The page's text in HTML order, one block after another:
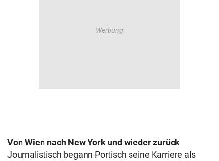
Von Wien nach New York und wieder zurück
Journalistisch begann Portisch seine Karriere als